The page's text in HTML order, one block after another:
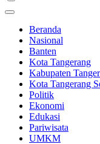
Beranda
Nasional
Banten
Kota Tangerang
Kabupaten
Kota Tangerang
Politik
Ekonomi
Edukasi
Pariwisata
UMKM